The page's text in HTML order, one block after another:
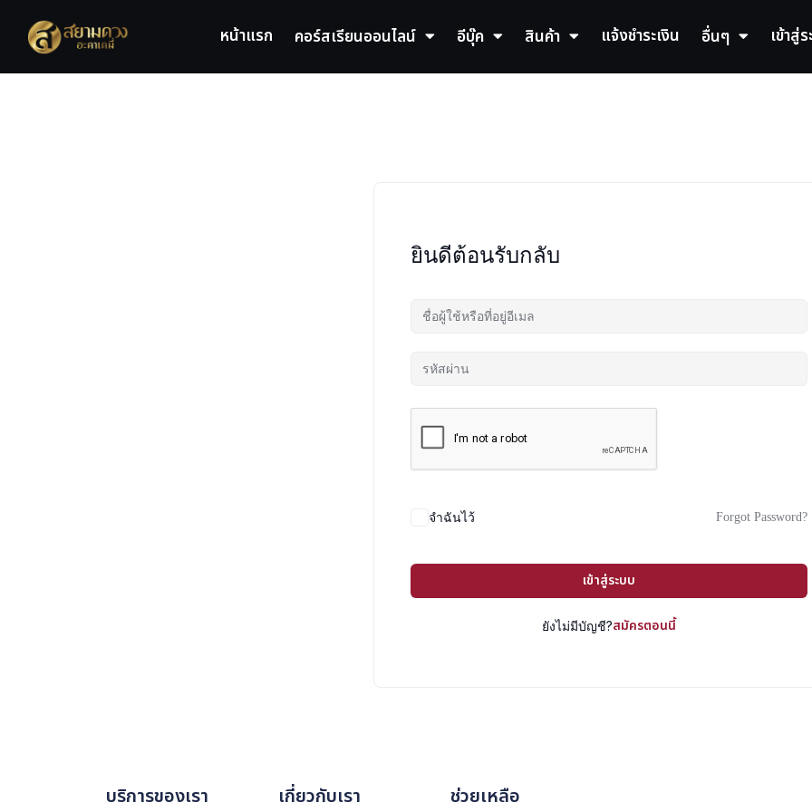
content
หน้าแรก คอร์สเรียนออนไลน์ อีบุ๊ค สินค้า แจ้งชำระเงิน อื่นๆ เข้าสู่
ยินดีต้อนรับกลับ
จำฉันไว้ Forgot Password?
เข้าสู่ระบบ
ยังไม่มีบัญชี?สมัครตอนนี้
บริการของเรา เกี่ยวกับเรา ช่วยเหลือ